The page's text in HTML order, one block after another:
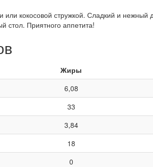
кокосовой стружкой. Сладкий и нежный
стол. Приятного аппетита!
Жиры
6,08
33
3,84
18
0